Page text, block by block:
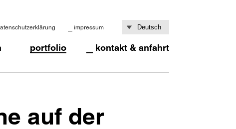
impressum
portfolio kontakt & anfahrt
auf der